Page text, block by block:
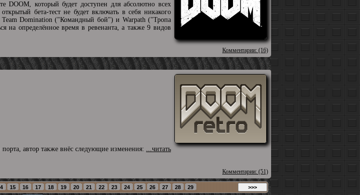
DOOM, который будет доступен для абсолютно всех
бета-тест не будет включать в себя никакого
Team Domination ("Командный бой") и Warpath ("Тропа
на определённое время в ревенанта, а также 9 видов
Комментарии: (16)
автор также внёс следующие изменения: ...читать
Комментарии: (51)